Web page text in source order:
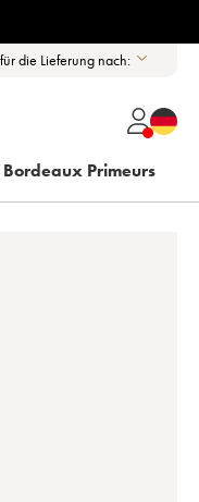
die Lieferung nach:
Bordeaux Primeurs